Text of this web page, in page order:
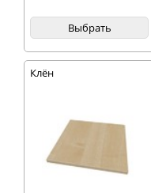
Выбрать
Клён